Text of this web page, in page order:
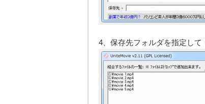
4、保存先フォルダを指定して